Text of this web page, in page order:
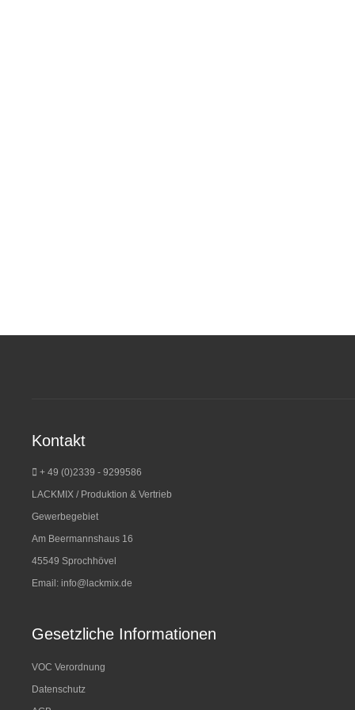
Kontakt
+ 49 (0)2339 - 9299586
LACKMIX / Produktion & Vertrieb
Gewerbegebiet
Am Beermannshaus 16
45549 Sprochhövel
Email: info@lackmix.de
Gesetzliche Informationen
VOC Verordnung
Datenschutz